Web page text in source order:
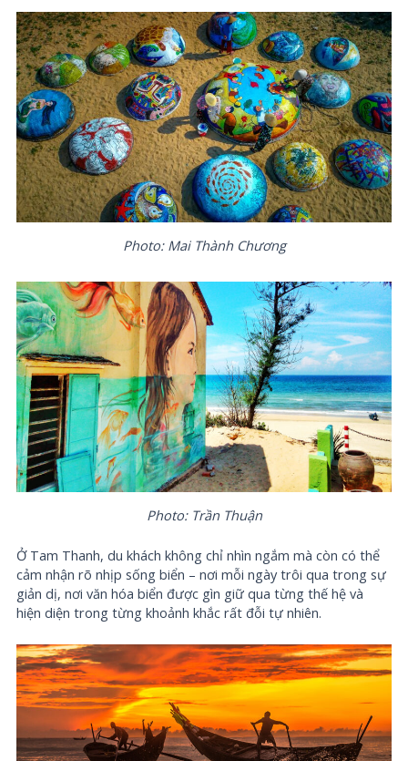
Photo: Mai Thành Chương
Photo: Trần Thuận
Ở Tam Thanh, du khách không chỉ nhìn ngắm mà còn có thể
cảm nhận rõ nhịp sống biển – nơi mỗi ngày trôi qua trong sự
giản dị, nơi văn hóa biển được gìn giữ qua từng thế hệ và
hiện diện trong từng khoảnh khắc rất đỗi tự nhiên.